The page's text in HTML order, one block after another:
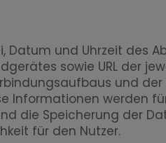
und Uhrzeit des
sowie URL der
und
Informationen werden
die Speicherung der
für den Nutzer.